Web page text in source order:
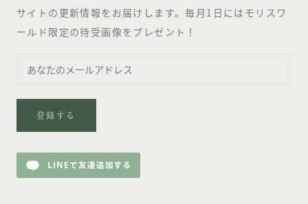
サイトの更新情報をお届けします。毎月1日にはモリスワ
ールド限定の待受画像をプレゼント！
登録する